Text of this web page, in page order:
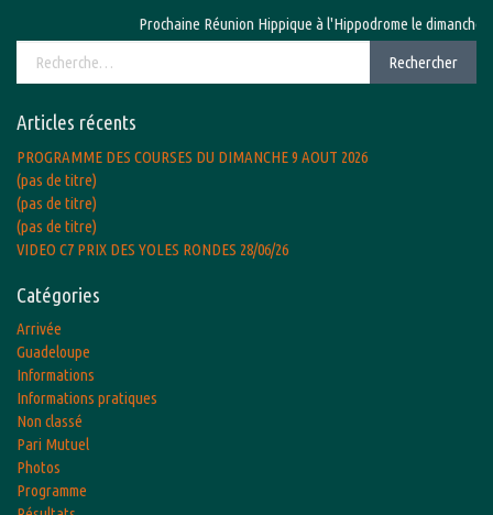
Prochaine Réunion Hippique à l'Hippodrome le dimanche
Rechercher
Articles récents
PROGRAMME DES COURSES DU DIMANCHE 9 AOUT 2026
(pas de titre)
(pas de titre)
(pas de titre)
VIDEO C7 PRIX DES YOLES RONDES 28/06/26
Catégories
Arrivée
Guadeloupe
Informations
Informations pratiques
Non classé
Pari Mutuel
Photos
Programme